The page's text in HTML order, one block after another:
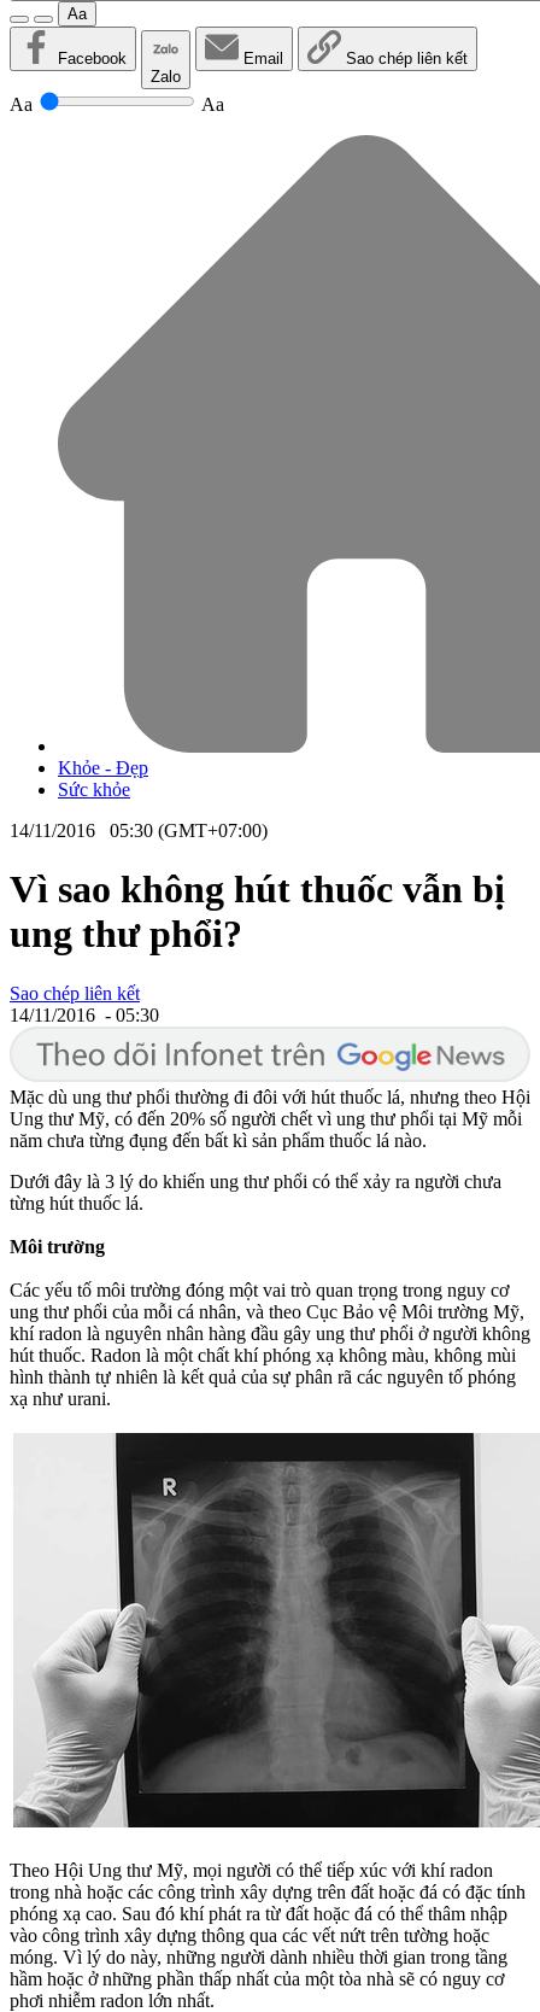
Aa
Facebook
Zalo
Email Sao chép liên kết
Aa Aa
Khỏe - Đẹp
Sức khỏe
14/11/2016 05:30 (GMT+07:00)
Vì sao không hút thuốc vẫn bị
ung thư phổi?
Sao chép liên kết
14/11/2016 - 05:30
Mặc dù ung thư phổi thường đi đôi với hút thuốc lá, nhưng theo Hội
Ung thư Mỹ, có đến 20% số người chết vì ung thư phổi tại Mỹ mỗi
năm chưa từng đụng đến bất kì sản phẩm thuốc lá nào.
Dưới đây là 3 lý do khiến ung thư phổi có thể xảy ra người chưa
từng hút thuốc lá.
Môi trường
Các yếu tố môi trường đóng một vai trò quan trọng trong nguy cơ
ung thư phổi của mỗi cá nhân, và theo Cục Bảo vệ Môi trường Mỹ,
khí radon là nguyên nhân hàng đầu gây ung thư phổi ở người không
hút thuốc. Radon là một chất khí phóng xạ không màu, không mùi
hình thành tự nhiên là kết quả của sự phân rã các nguyên tố phóng
xạ như urani.
Theo Hội Ung thư Mỹ, mọi người có thể tiếp xúc với khí radon
trong nhà hoặc các công trình xây dựng trên đất hoặc đá có đặc tính
phóng xạ cao. Sau đó khí phát ra từ đất hoặc đá có thể thâm nhập
vào công trình xây dựng thông qua các vết nứt trên tường hoặc
móng. Vì lý do này, những người dành nhiều thời gian trong tầng
hầm hoặc ở những phần thấp nhất của một tòa nhà sẽ có nguy cơ
phơi nhiễm radon lớn nhất.